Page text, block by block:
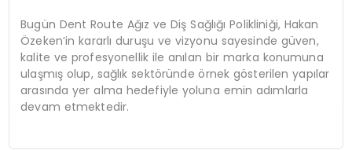
Bugün Dent Route Ağız ve Diş Sağlığı Polikliniği, Hakan
Özeken’in kararlı duruşu ve vizyonu sayesinde güven,
kalite ve profesyonellik ile anılan bir marka konumuna
ulaşmış olup, sağlık sektöründe örnek gösterilen yapılar
arasında yer alma hedefiyle yoluna emin adımlarla
devam etmektedir.